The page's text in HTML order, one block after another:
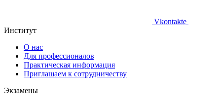
Vkontakte
Институт
О нас
Для профессионалов
Практическая информация
Приглашаем к сотрудничеству
Экзамены